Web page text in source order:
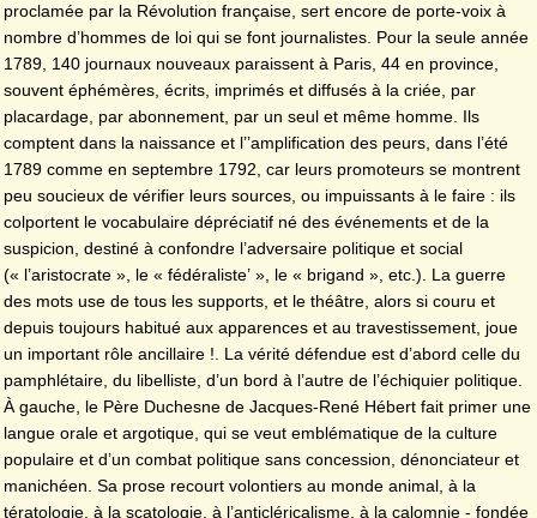
proclamée par la Révolution française, sert encore de porte-voix à
nombre d’hommes de loi qui se font journalistes. Pour la seule année
1789, 140 journaux nouveaux paraissent à Paris, 44 en province,
souvent éphémères, écrits, imprimés et diffusés à la criée, par
placardage, par abonnement, par un seul et même homme. Ils
comptent dans la naissance et l’’amplification des peurs, dans l’été
1789 comme en septembre 1792, car leurs promoteurs se montrent
peu soucieux de vérifier leurs sources, ou impuissants à le faire : ils
colportent le vocabulaire dépréciatif né des événements et de la
suspicion, destiné à confondre l’adversaire politique et social
(« l’aristocrate », le « fédéraliste’ », le « brigand », etc.). La guerre
des mots use de tous les supports, et le théâtre, alors si couru et
depuis toujours habitué aux apparences et au travestissement, joue
un important rôle ancillaire !. La vérité défendue est d’abord celle du
pamphlétaire, du libelliste, d’un bord à l’autre de l’échiquier politique.
À gauche, le Père Duchesne de Jacques-René Hébert fait primer une
langue orale et argotique, qui se veut emblématique de la culture
populaire et d’un combat politique sans concession, dénonciateur et
manichéen. Sa prose recourt volontiers au monde animal, à la
tératologie, à la scatologie, à l’anticléricalisme, à la calomnie - fondée